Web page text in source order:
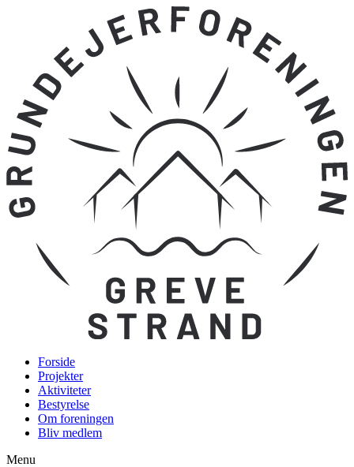
Forside
Projekter
Aktiviteter
Bestyrelse
Om foreningen
Bliv medlem
Menu